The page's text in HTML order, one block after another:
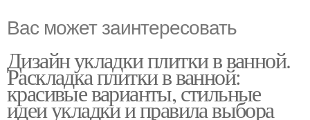
Вас может заинтересовать
Дизайн укладки плитки в ванной.
Раскладка плитки в ванной:
красивые варианты, стильные
идеи укладки и правила выбора